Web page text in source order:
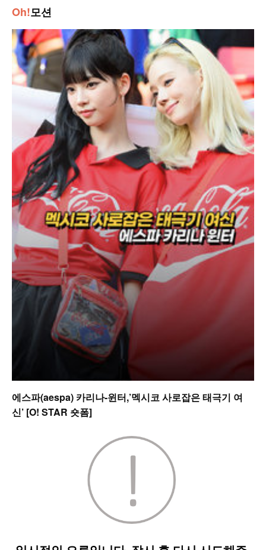
Oh!모션
에스파(aespa) 카리나-윈터,’멕시코 사로잡은 태극기 여
신’ [O! STAR 숏폼]